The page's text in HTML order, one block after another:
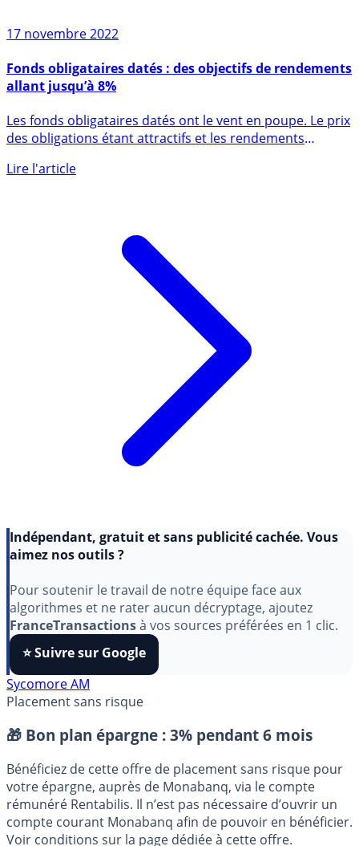
17 novembre 2022
allant jusqu’à 8%
des obligations étant attractifs et les rendements
aimez nos outils ?
Pour soutenir le travail de notre équipe face aux
algorithmes et ne rater aucun décryptage, ajoutez
FranceTransactionsà vos sources préférées en 1 clic.
⭐️ Suivre sur Google
Placement sans risque
🎁 Bon plan épargne : 3% pendant 6 mois
Bénéficiez de cette offre de placement sans risque pour
votre épargne, auprès de Monabanq, via le compte
rémunéré Rentabilis. Il n’est pas nécessaire d’ouvrir un